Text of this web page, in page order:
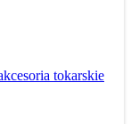
tokarskie